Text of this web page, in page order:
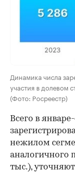
Динамика числа
участия в долевом
(Фото: Росреестр)
Всего в
нежилом
аналогичного
тыс.),